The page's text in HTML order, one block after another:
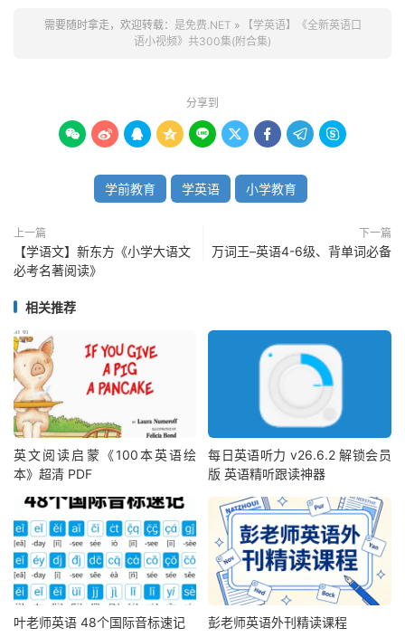
├── 第19集.mp4 31.15M
第24 集.mp4 57.04M
第25 集.mp4 42.21M
mp4 45.52M
├──
├── 第30集.mp4 40.61M
├── 第31集.
├── 第33
├──
├──
集.mp4 24.16M
├──
mp4 35.31M
├──
集.mp4 29.55M
├──
├── 第39集.mp4
78.09M
├──
第40集. mp4 33.99M
├── 第 41集.
├── 第 43集.mp4 29.41M
├──
第 44 集. mp4 28.58M
├──
第 45集.mp4 29.97M
├──
第46集.mp4 20.26M
├──
第47集.mp4 14.31M
├──
第 48 集. mp4 21.05M
├── 第49集. mp4 28.99M
需要随时拿走，欢迎转载： 是免费.NET »
【学英语】《全新英语口
语小视频》共300集(附合集)
分享到
        
学前教育 学英语 小学教育
上一篇
【学语文】新东方《小学大语文
必考名著阅读》
下一篇
万词王–英语4-6级、背单词必备
相关推荐
英文阅读启蒙《100本英语绘
本》超清 PDF
每日英语听力 v26.6.2 解锁会员
版 英语精听跟读神器
叶老师英语 48个国际音标速记 彭老师英语外刊精读课程